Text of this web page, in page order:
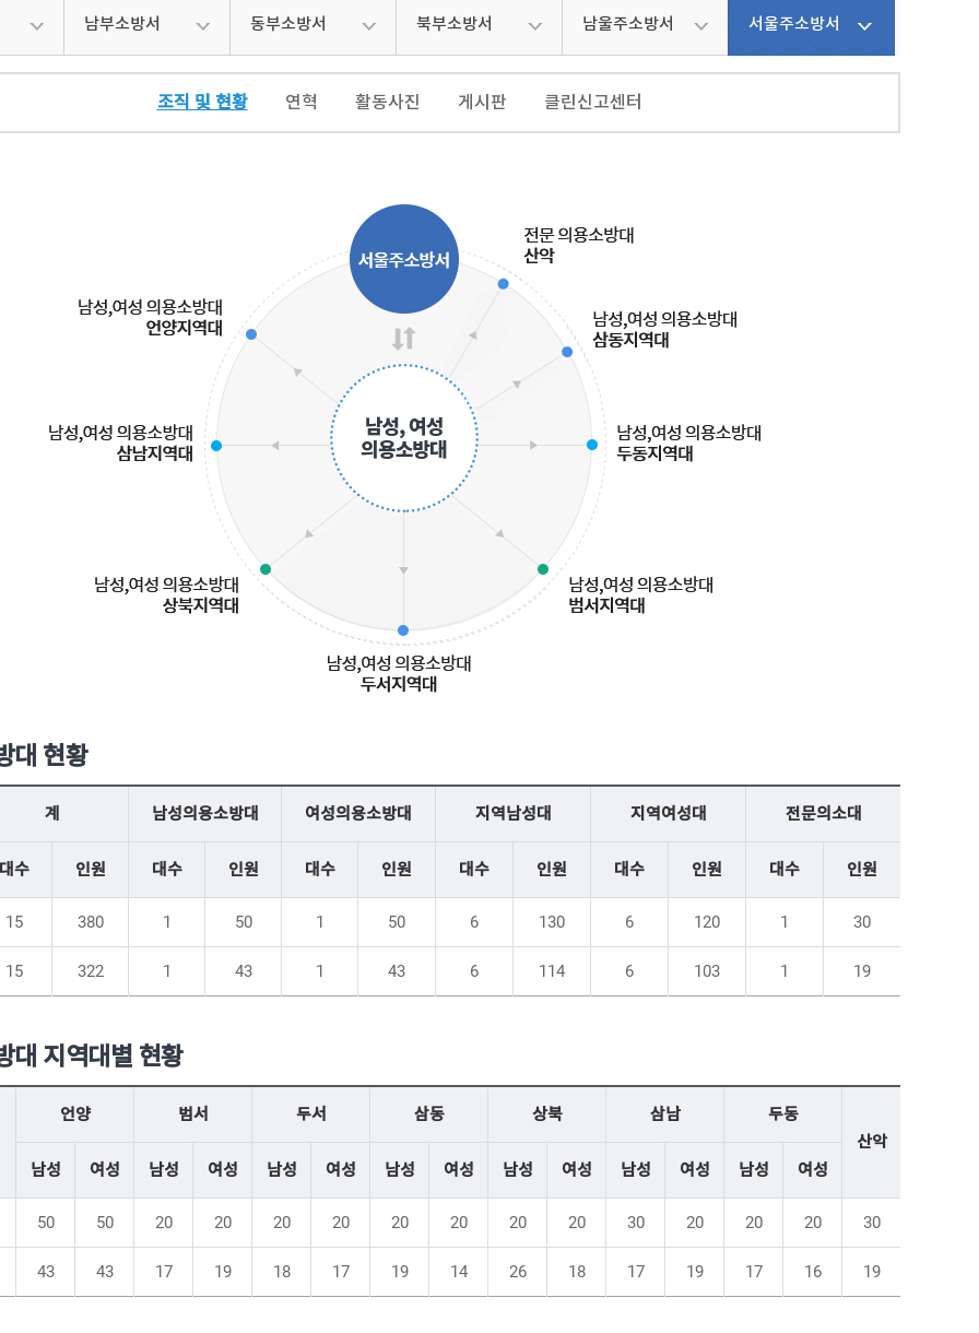
남부소방서 동부소방서 북부소방서 남울주소방서 서울주소방서
조직 및 현황 연혁 활동사진 게시판 클린신고센터
대 현황
계 남성의용소방대 여성의용소방대 지역남성대 지역여성대 전문의소대
대수 인원 대수 인원 대수 인원 대수 인원 대수 인원 대수 인원
15 380 1 50 1 50 6 130 6 120 1 30
15 322 1 43 1 43 6 114 6 103 1 19
대 지역대별 현황
언양 범서 두서 삼동 상북 삼남
두동
산악
남성
여성 남성 여성 남성 여성 남성 여성 남성 여성 남성 여성 남성 여성
50 50 20 20 20 20 20 20 20 20 30 20 20 20 30
43 43 17 19 18 17 19 14 26 18 17 19 17 16 19